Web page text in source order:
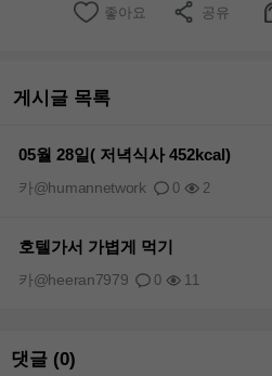
좋아요 공유
게시글 목록
05월 28일( 저녁식사 452kcal)
0 2
카@humannetwork
호텔가서 가볍게 먹기
0 11
카@heeran7979
댓글 (0)